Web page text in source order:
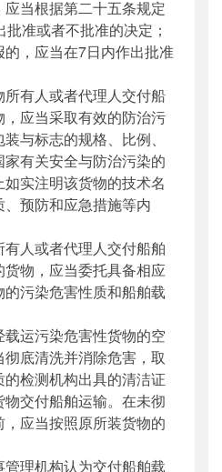
当根据第二十五条规定
准或者不批准的决定；
，应当在7日内作出批准
人或者代理人交付船
应当采取有效的防治污
与标志的规格、比例、
有关安全与防治污染的
实注明该货物的技术名
预防和应急措施等内
或者代理人交付船舶
物，应当委托具备相应
污染危害性质和船舶载
污染危害性货物的空
底清洗并消除危害，取
检测机构出具的清洁证
交付船舶运输。在未彻
应当按照原所装货物的
机构认为交付船舶载